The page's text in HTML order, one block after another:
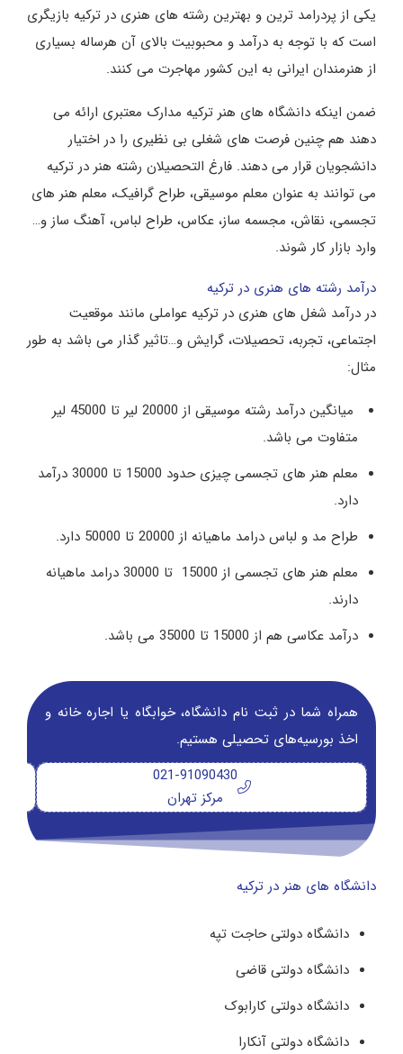
یکی از پردرامد ترین و بهترین رشته های هنری در ترکیه بازیگری
است که با توجه به درآمد و محبوبیت بالای آن هرساله بسیاری
از هنرمندان ایرانی به این کشور مهاجرت می کنند.
ضمن اینکه دانشگاه های هنر ترکیه مدارک معتبری ارائه می
دهند هم چنین فرصت های شغلی بی نظیری را در اختیار
دانشجویان قرار می دهند. فارغ التحصیلان رشته هنر در ترکیه
می توانند به عنوان معلم موسیقی، طراح گرافیک، معلم هنر های
تجسمی، نقاش، مجسمه ساز، عکاس، طراح لباس، آهنگ ساز و…
وارد بازار کار شوند.
درآمد رشته های هنری در ترکیه
در درآمد شغل های هنری در ترکیه عواملی مانند موقعیت
اجتماعی، تجربه، تحصیلات، گرایش و…تاثیر گذار می باشد به طور
مثال:
میانگین درآمد رشته موسیقی از 20000 لیر تا 45000 لیر
متفاوت می باشد.
معلم هنر های تجسمی چیزی حدود 15000 تا 30000 درآمد
دارد.
طراح مد و لباس درامد ماهیانه از 20000 تا 50000 دارد.
معلم هنر های تجسمی از 15000 تا 30000 درامد ماهیانه
دارند.
درآمد عکاسی هم از 15000 تا 35000 می باشد.
همراه شما در ثبت نام دانشگاه‌، خوابگاه یا اجاره خانه و
اخذ بورسیه‌های تحصیلی هستیم.
021-91090430
مرکز تهران
دانشگاه های هنر در ترکیه
دانشگاه دولتی حاجت تپه
دانشگاه دولتی قاضی
دانشگاه دولتی کارابوک
دانشگاه دولتی آنکارا